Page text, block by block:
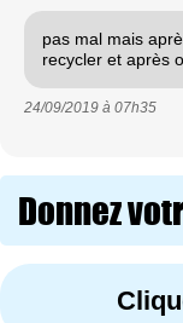
pas mal mais
recycler et après
24/09/2019 à 07h35
Donnez